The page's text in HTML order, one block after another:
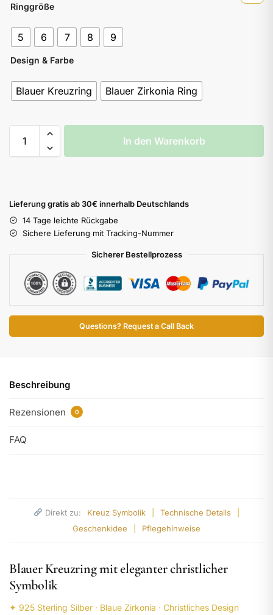
Ringgröße
5 6 7 8 9
Design & Farbe
Blauer Kreuzring Blauer Zirkonia Ring
In den Warenkorb
Lieferung gratis ab 30€ innerhalb Deutschlands
14 Tage leichte Rückgabe
Sichere Lieferung mit Tracking-Nummer
Sicherer Bestellprozess
Questions? Request a Call Back
Beschreibung
Rezensionen 0
FAQ
Direkt zu: Kreuz Symbolik Technische Details
Geschenkidee
Pflegehinweise
Blauer Kreuzring mit eleganter christlicher
Symbolik
✦ 925 Sterling Silber · Blaue Zirkonia · Christliches Design